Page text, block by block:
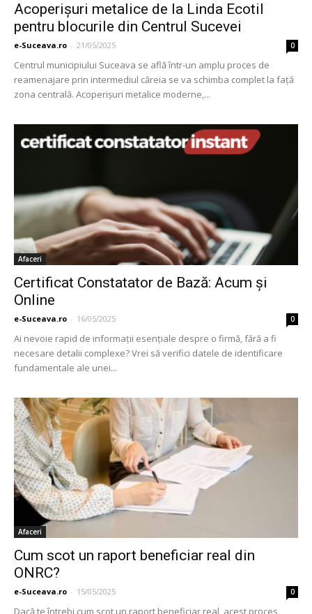
Acoperişuri metalice de la Linda Ecotil
pentru blocurile din Centrul Sucevei
e-Suceava.ro - 21/05/2025 0
Centrul municipiului Suceava se află într-un amplu proces de
reamenajare prin intermediul căreia se va schimba complet la faţă
zona centrală. Acoperişuri metalice moderne,...
Afaceri
Certificat Constatator de Bază: Acum și
Online
e-Suceava.ro - 16/05/2025 0
Ai nevoie rapid de informații esențiale despre o firmă, fără a fi
necesare detalii complexe? Vrei să verifici datele de identificare
fundamentale ale unei...
Afaceri
Cum scot un raport beneficiar real din
ONRC?
e-Suceava.ro - 15/05/2025 0
Dacă te întrebi cum scot un raport beneficiar real, acest proces